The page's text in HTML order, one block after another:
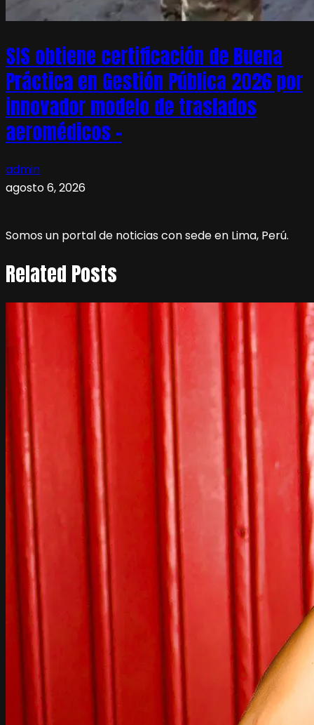
SIS obtiene certificación de Buena
Práctica en Gestión Pública 2026 por
innovador modelo de traslados
aeromédicos –
admin
agosto 6, 2026
Somos un portal de noticias con sede en Lima, Perú.
Related Posts